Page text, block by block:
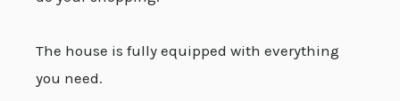
The house is fully equipped with everything
you need.